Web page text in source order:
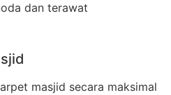
dan terawat
masjid secara maksimal